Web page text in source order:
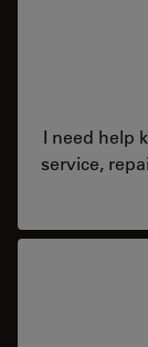
I need help
service,